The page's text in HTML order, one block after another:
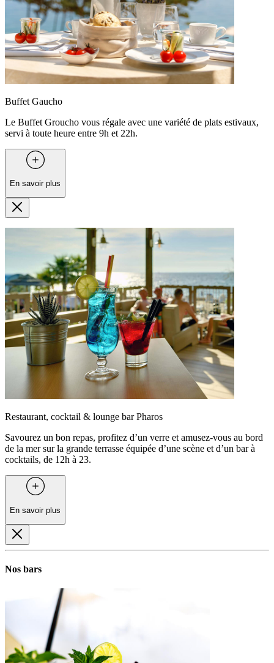
Buffet Gaucho
Le Buffet Groucho vous régale avec une variété de plats estivaux,
servi à toute heure entre 9h et 22h.
En savoir plus
Restaurant, cocktail & lounge bar Pharos
Savourez un bon repas, profitez d’un verre et amusez-vous au bord
de la mer sur la grande terrasse équipée d’une scène et d’un bar à
cocktails, de 12h à 23.
En savoir plus
Nos bars